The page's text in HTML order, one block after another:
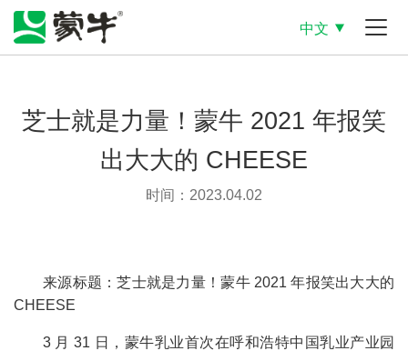
中文
芝士就是力量！蒙牛 2021 年报笑
出大大的 CHEESE
时间：2023.04.02
来源标题：芝士就是力量！蒙牛 2021 年报笑出大大的
CHEESE
3 月 31 日，蒙牛乳业首次在呼和浩特中国乳业产业园